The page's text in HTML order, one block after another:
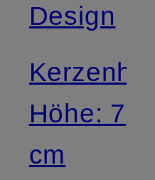
Design
Höhe: 7
cm